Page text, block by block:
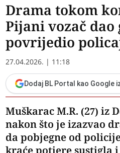
Drama tokom
Pijani vozač dao
povrijedio
27.04.2026. | 11:18
Dodaj BL Portal kao Google
Muškarac M.R. (27) iz
nakon što je izazvao
da pobjegne od